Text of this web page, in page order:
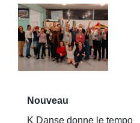
Nouveau
K Danse donne le tempo